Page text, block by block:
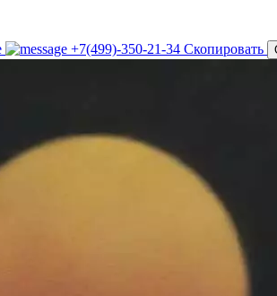
+7(499)-350-21-34 Скопировать